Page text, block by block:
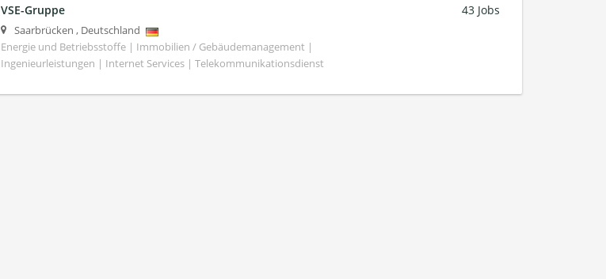
VSE-Gruppe
Saarbrücken , Deutschland
Energie und Betriebsstoffe | Immobilien / Gebäudemanagement |
Ingenieurleistungen | Internet Services | Telekommunikationsdienst
43 Jobs